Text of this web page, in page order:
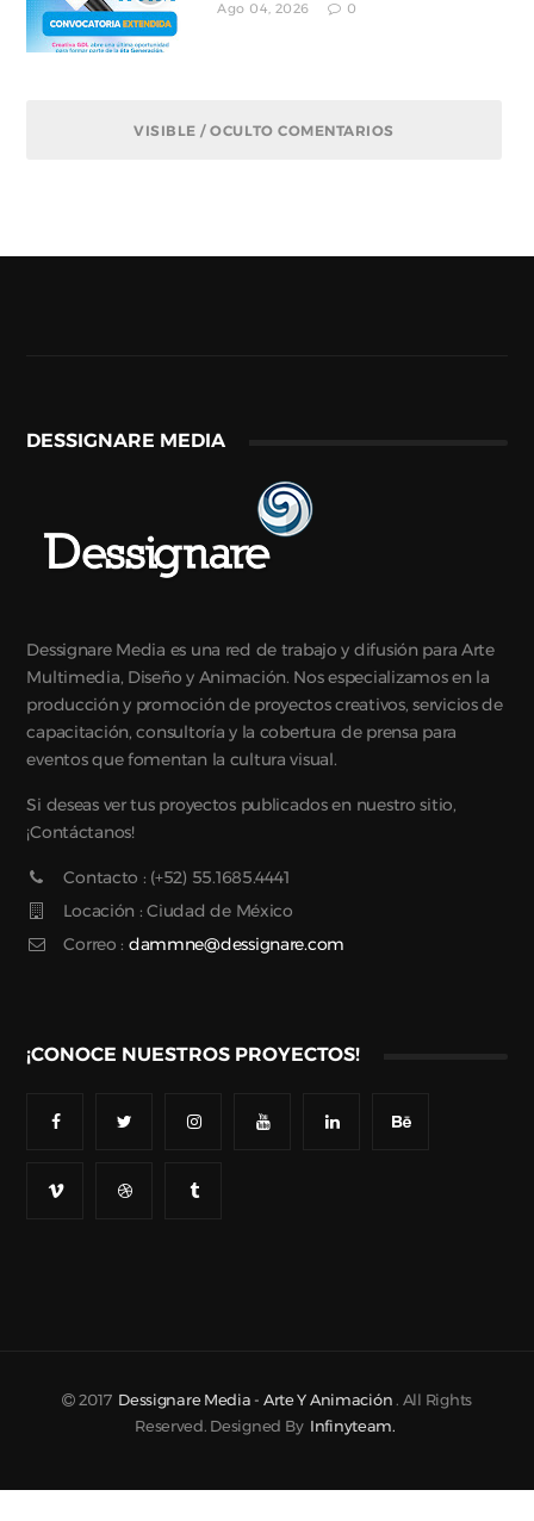
Ago 04, 2026 0
VISIBLE / OCULTO COMENTARIOS
DESSIGNARE MEDIA
Dessignare Media es una red de trabajo y difusión para Arte
Multimedia, Diseño y Animación. Nos especializamos en la
producción y promoción de proyectos creativos, servicios de
capacitación, consultoría y la cobertura de prensa para
eventos que fomentan la cultura visual.
Si deseas ver tus proyectos publicados en nuestro sitio,
¡Contáctanos!
Contacto : (+52) 55.1685.4441
Locación : Ciudad de México
Correo : dammne@dessignare.com
¡CONOCE NUESTROS PROYECTOS!
2017 Dessignare Media - Arte Y Animación . All Rights
Reserved. Designed By Infinyteam.